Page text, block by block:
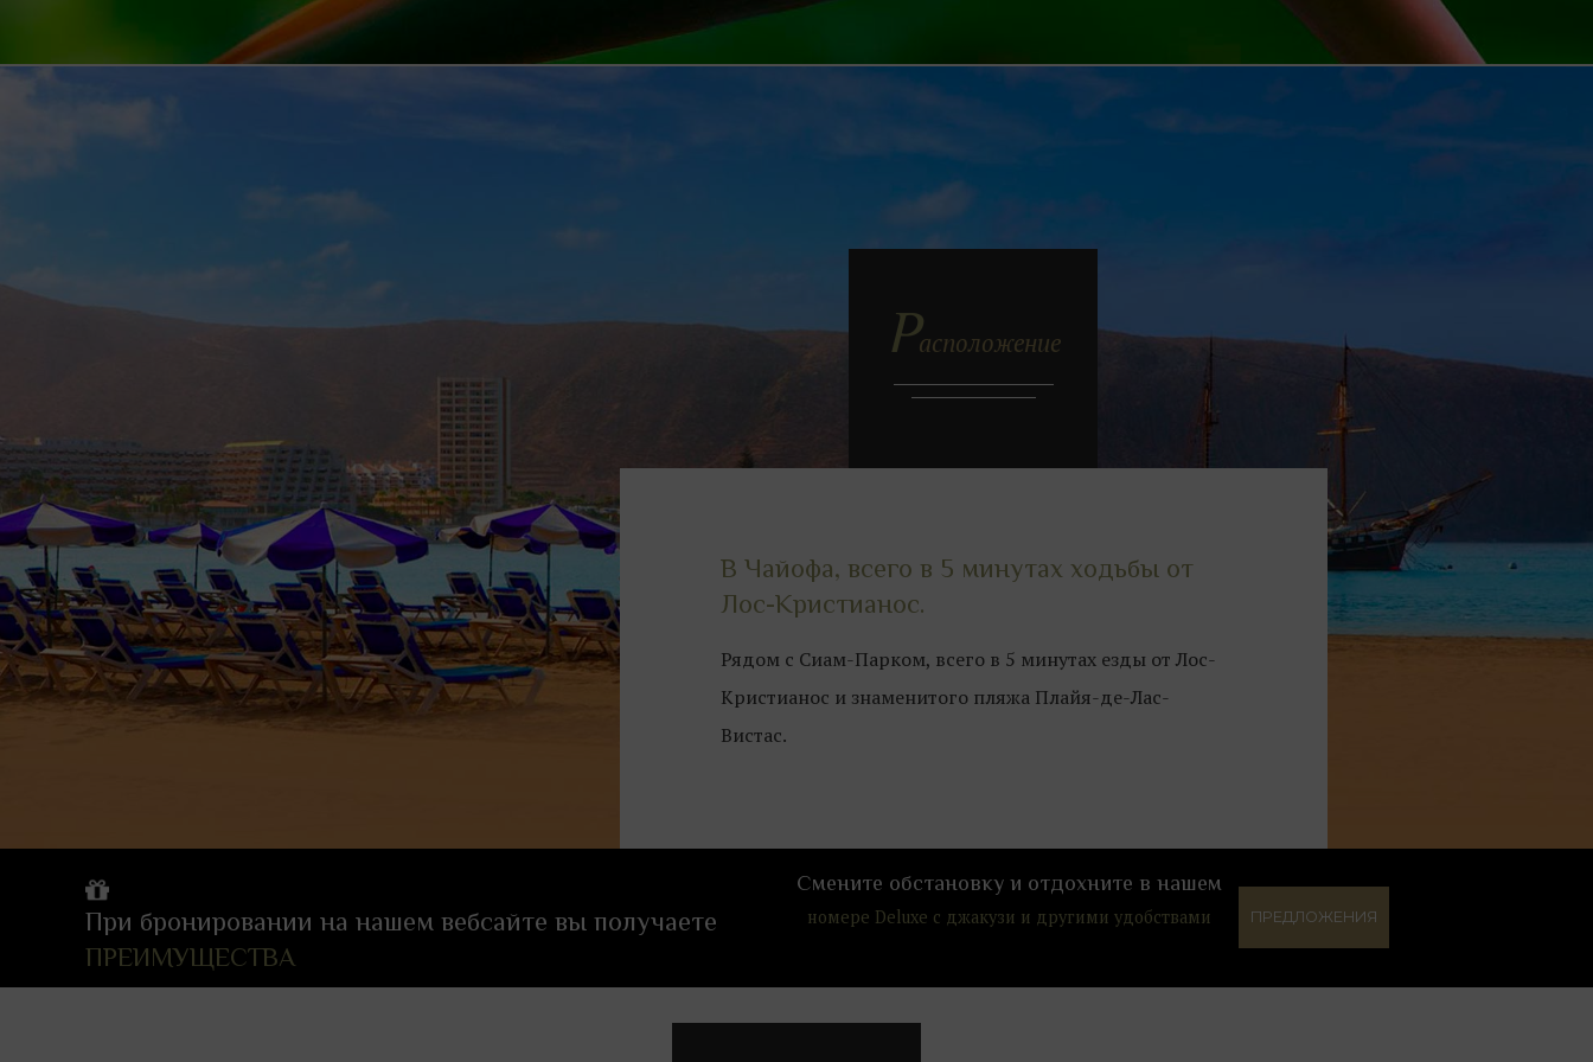
Расположение
В Чайофа, всего в 5 минутах ходьбы от
Лос-Кристианос.
Рядом с Сиам-Парком, всего в 5 минутах езды от Лос-
Кристианос и знаменитого пляжа Плайя-де-Лас-
Вистас.
При бронировании на нашем вебсайте вы получаете
ПРЕИМУЩЕСТВА
Смените обстановку и отдохните в нашем
номере Deluxe с джакузи и другими удобствами ПРЕДЛОЖЕНИЯ